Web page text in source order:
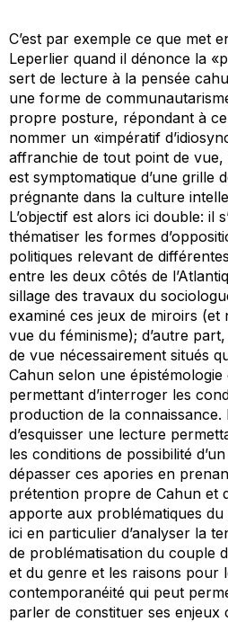
C’est par exemple ce que met
Leperlier quand il dénonce la
sert de lecture à la pensée
une forme de
propre posture, répondant à
nommer un «impératif
affranchie de tout point de
est symptomatique d’une grille
prégnante dans la culture
L’objectif est alors ici double: il
thématiser les formes
politiques relevant de
entre les deux côtés de
sillage des travaux du
examiné ces jeux de miroirs (et
vue du féminisme); d’autre
de vue nécessairement situés
Cahun selon une
permettant d’interroger les
production de la connaissance.
d’esquisser une lecture
les conditions de possibilité
dépasser ces apories en
prétention propre de Cahun et
apporte aux problématiques
ici en particulier d’analyser la
de problématisation du couple
et du genre et les raisons pour
contemporanéité qui peut
parler de constituer ses enjeux